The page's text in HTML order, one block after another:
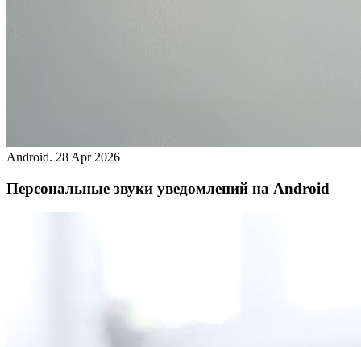
Android. 28 Apr 2026
Персональные звуки уведомлений на Android